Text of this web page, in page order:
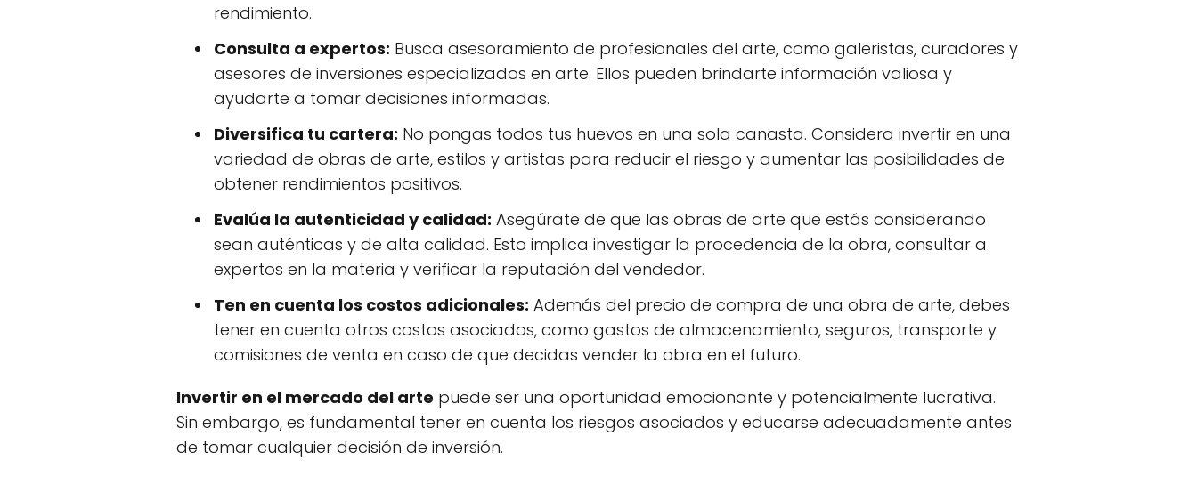
rendimiento.
Consulta a expertos: Busca asesoramiento de profesionales del arte, como galeristas, curadores y
asesores de inversiones especializados en arte. Ellos pueden brindarte información valiosa y
ayudarte a tomar decisiones informadas.
Diversifica tu cartera: No pongas todos tus huevos en una sola canasta. Considera invertir en una
variedad de obras de arte, estilos y artistas para reducir el riesgo y aumentar las posibilidades de
obtener rendimientos positivos.
Evalúa la autenticidad y calidad: Asegúrate de que las obras de arte que estás considerando
sean auténticas y de alta calidad. Esto implica investigar la procedencia de la obra, consultar a
expertos en la materia y verificar la reputación del vendedor.
Ten en cuenta los costos adicionales: Además del precio de compra de una obra de arte, debes
tener en cuenta otros costos asociados, como gastos de almacenamiento, seguros, transporte y
comisiones de venta en caso de que decidas vender la obra en el futuro.
Invertir en el mercado del arte puede ser una oportunidad emocionante y potencialmente lucrativa.
Sin embargo, es fundamental tener en cuenta los riesgos asociados y educarse adecuadamente antes
de tomar cualquier decisión de inversión.